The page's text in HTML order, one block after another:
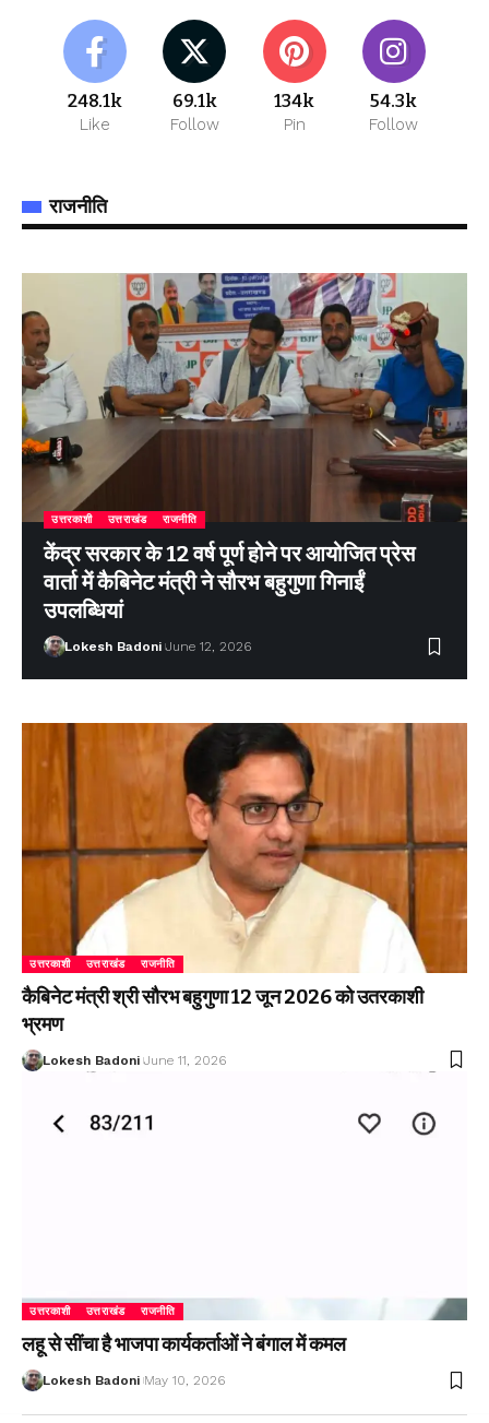
248.1k
Like
69.1k
Follow
134k
Pin
54.3k
Follow
राजनीति
उत्तरकाशी उत्तराखंड राजनीति
केंद्र सरकार के 12 वर्ष पूर्ण होने पर आयोजित प्रेस
वार्ता में कैबिनेट मंत्री ने सौरभ बहुगुणा गिनाईं
उपलब्धियां
Lokesh Badoni June 12, 2026
उत्तरकाशी उत्तराखंड राजनीति
कैबिनेट मंत्री श्री सौरभ बहुगुणा 12 जून 2026 को उतरकाशी
भ्रमण
Lokesh Badoni June 11, 2026
उत्तरकाशी उत्तराखंड राजनीति
लहू से सींचा है भाजपा कार्यकर्ताओं ने बंगाल में कमल
Lokesh Badoni May 10, 2026